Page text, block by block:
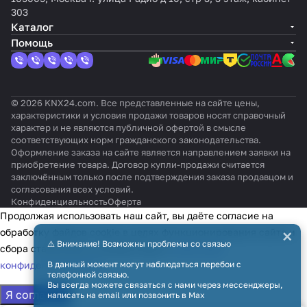
рац
ит
303
Каталог
Помощь
© 2026 KNX24.com. Все представленные на сайте цены,
характеристики и условия продажи товаров носят справочный
характер и не являются публичной офертой в смысле
соответствующих норм гражданского законодательства.
Оформление заказа на сайте является направлением заявки на
приобретение товара. Договор купли-продажи считается
заключённым только после подтверждения заказа продавцом и
согласования всех условий.
КонфиденциальностьОферта
⚠️ Внимание! Возможны проблемы со связью
В данный момент могут наблюдаться перебои с
телефонной связью.
Вы всегда можете связаться с нами через мессенджеры,
написать на email или позвонить в Max
×
Продолжая использовать наш сайт, вы даёте согласие на
обработку файлов cookie в целях функционирования сайта и
сбора статистики в соответствии сполитикой
конфиденциальности
Я согласен